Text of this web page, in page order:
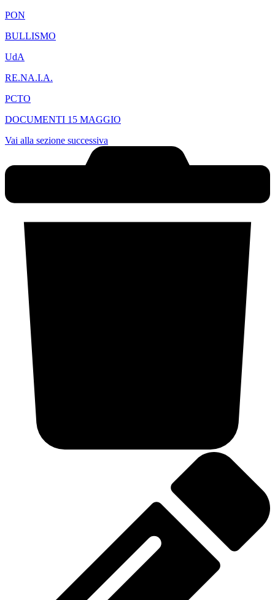
PON
BULLISMO
UdA
RE.NA.I.A.
PCTO
DOCUMENTI 15 MAGGIO
Vai alla sezione successiva